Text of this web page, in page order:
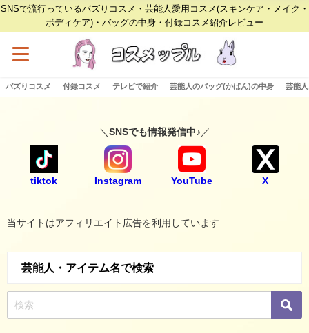
SNSで流行っているバズりコスメ・芸能人愛用コスメ(スキンケア・メイク・
ボディケア)・バッグの中身・付録コスメ紹介レビュー
バズりコスメ 付録コスメ テレビで紹介 芸能人のバッグ(かばん)の中身 芸能
＼ SNSでも情報発信中♪ ／
tiktok Instagram YouTube X
当サイトはアフィリエイト広告を利用しています
芸能人・アイテム名で検索